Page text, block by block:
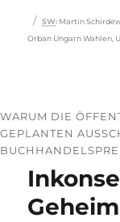
Schlagwörter
SW: Martin
Orban Ungarn Wahlen,
WARUM DIE
GEPLANTEN